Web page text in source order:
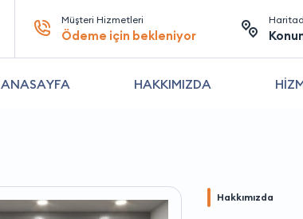
Müşteri Hizmetleri
Ödeme için bekleniyor
ANASAYFA HAKKIMIZDA
Hakkımızda